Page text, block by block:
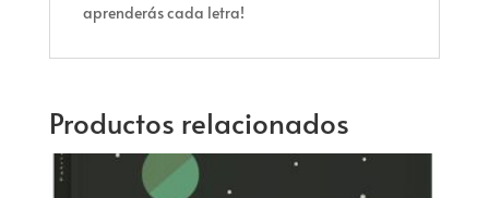
aprenderás cada letra!
Productos relacionados